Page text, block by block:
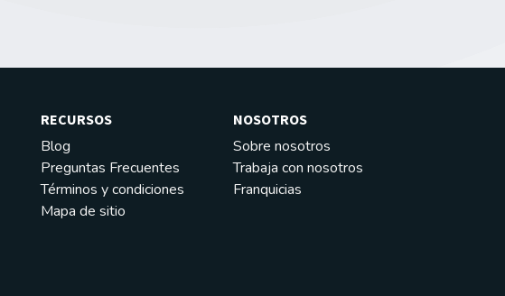
RECURSOS
Blog
Preguntas Frecuentes
Términos y condiciones
Mapa de sitio
NOSOTROS
Sobre nosotros
Trabaja con nosotros
Franquicias